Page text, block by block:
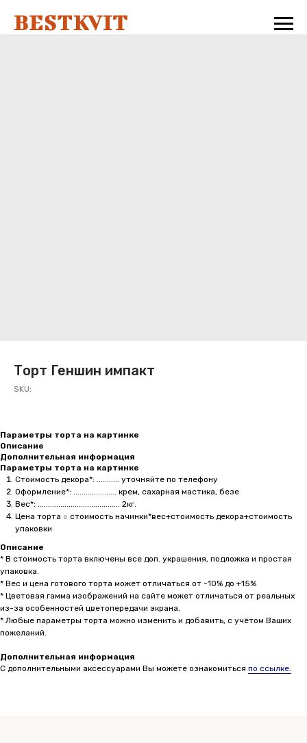
Торт Геншин импакт
SKU:
Параметры торта на картинке
Описание
Дополнительная информация
Параметры торта на картинке
Стоимость декора*: ........... уточняйте по телефону
Оформление*: ..................... крем, сахарная мастика, безе
Вес*: ........................................ 2кг.
Цена торта = стоимость начинки*вес+стоимость декора+стоимость
упаковки
Описание
* В стоимость торта включены все доп. украшения, подложка и простая
упаковка.
* Вес и цена готового торта может отличаться от -10% до +15%
* Цветовая гамма изображений на сайте может отличаться от реальных
из-за особенностей цветопередачи экрана.
* Любые параметры торта можно изменить и добавить, с учётом Ваших
пожеланий.
Дополнительная информация
С дополнительными аксессуарами Вы можете ознакомиться по ссылке.